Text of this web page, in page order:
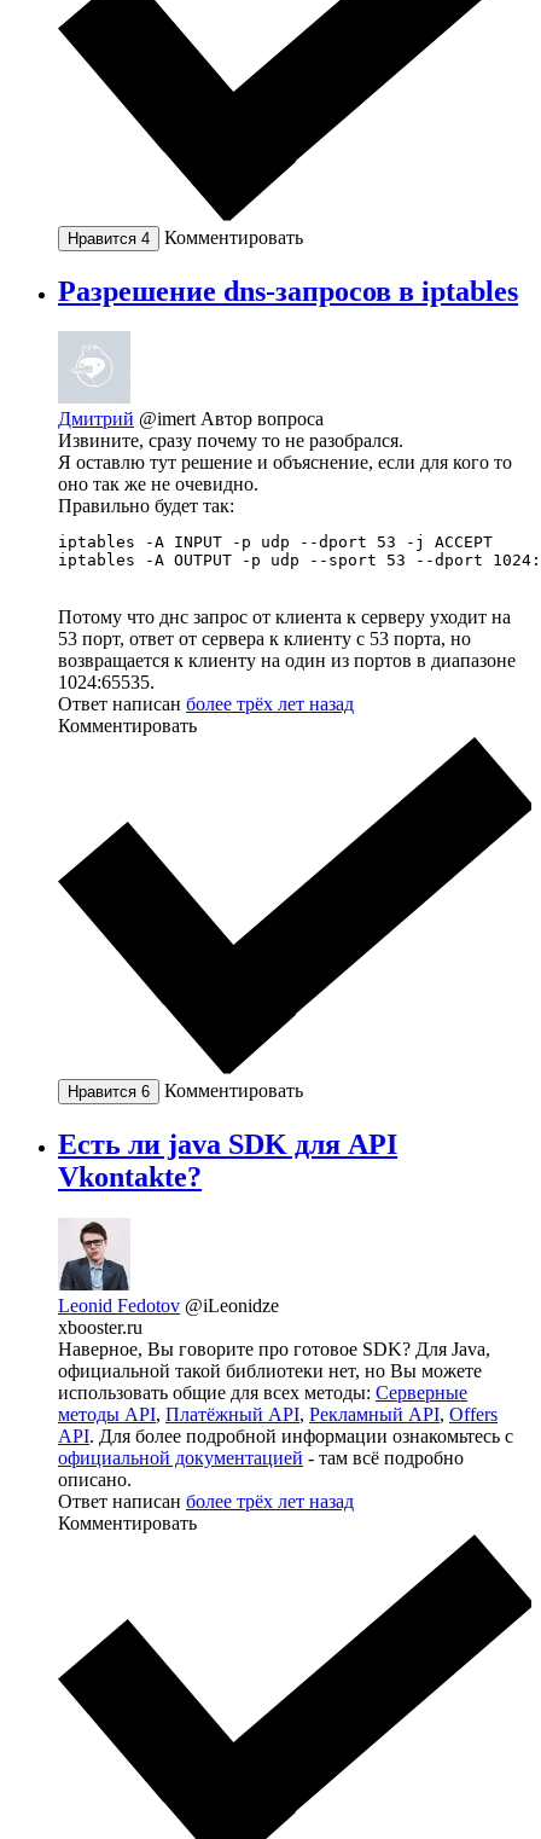
Нравится 4 Комментировать
Разрешение dns-запросов в iptables
Дмитрий @imertАвтор вопроса
Извините, сразу почему то не разобрался.
Я оставлю тут решение и объяснение, если для кого то
оно так же не очевидно.
Правильно будет так:
iptables -A INPUT -p udp --dport 53 -j ACCEPT
iptables -A OUTPUT -p udp --sport 53 --dport
Потому что днс запрос от клиента к серверу уходит на
53 порт, ответ от сервера к клиенту с 53 порта, но
возвращается к клиенту на один из портов в диапазоне
1024:65535.
Ответ написан более трёх лет назад
Комментировать
Нравится 6 Комментировать
Есть ли java SDK для API
Vkontakte?
Leonid Fedotov @iLeonidze
xbooster.ru
Наверное, Вы говорите про готовое SDK? Для Java,
официальной такой библиотеки нет, но Вы можете
использовать общие для всех методы: Серверные
методы API, Платёжный API, Рекламный API, Offers
API. Для более подробной информации ознакомьтесь с
официальной документацией - там всё подробно
описано.
Ответ написан более трёх лет назад
Комментировать